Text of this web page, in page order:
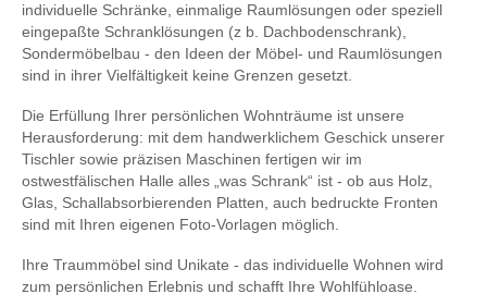
individuelle Schränke, einmalige Raumlösungen oder speziell
eingepaßte Schranklösungen (z b. Dachbodenschrank),
Sondermöbelbau - den Ideen der Möbel- und Raumlösungen
sind in ihrer Vielfältigkeit keine Grenzen gesetzt.
Die Erfüllung Ihrer persönlichen Wohnträume ist unsere
Herausforderung: mit dem handwerklichem Geschick unserer
Tischler sowie präzisen Maschinen fertigen wir im
ostwestfälischen Halle alles „was Schrank“ ist - ob aus Holz,
Glas, Schallabsorbierenden Platten, auch bedruckte Fronten
sind mit Ihren eigenen Foto-Vorlagen möglich.
Ihre Traummöbel sind Unikate - das individuelle Wohnen wird
zum persönlichen Erlebnis und schafft Ihre Wohlfühloase.